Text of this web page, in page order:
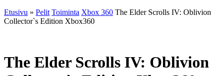
Etusivu » Pelit Toiminta Xbox 360 The Elder Scrolls IV: Oblivion
Collector`s Edition Xbox360
The Elder Scrolls IV: Oblivion